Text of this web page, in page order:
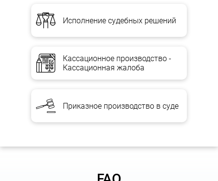
Каждый клиент для нас индивидуален. Мы не используем
накопленный за годы практики.
ПРАВО КАССАЦИОННОГО ОБЖАЛОВАНИЯ
Участники дела, а также лица, не участвовавшие в деле, если
суд решил вопрос об их правах, свободах, интересах и (или)
обязанности, имеют право обжаловать в кассационном
Исполнение судебных решений
Кассационное производство -
Кассационная жалоба
Приказное производство в суде